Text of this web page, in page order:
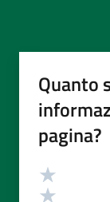
Quanto
pagina?
Valutazione